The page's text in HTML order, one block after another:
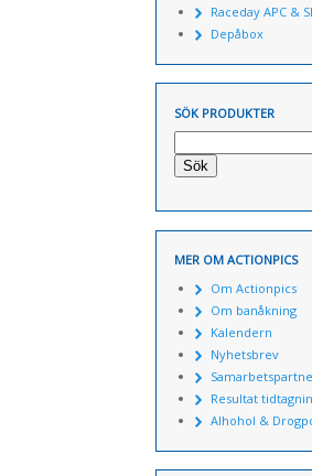
Raceday APC &
Depåbox
SÖK PRODUKTER
Sök
MER OM ACTIONPICS
Om Actionpics
Om banåkning
Kalendern
Nyhetsbrev
Resultat
Alhohol &